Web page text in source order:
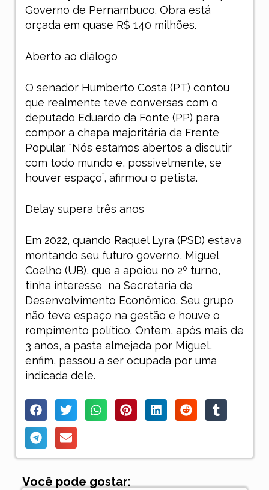
Governo de Pernambuco. Obra está
orçada em quase R$ 140 milhões.
Aberto ao diálogo
O senador Humberto Costa (PT) contou
que realmente teve conversas com o
deputado Eduardo da Fonte (PP) para
compor a chapa majoritária da Frente
Popular. “Nós estamos abertos a discutir
com todo mundo e, possivelmente, se
houver espaço”, afirmou o petista.
Delay supera três anos
Em 2022, quando Raquel Lyra (PSD) estava
montando seu futuro governo, Miguel
Coelho (UB), que a apoiou no 2º turno,
tinha interesse na Secretaria de
Desenvolvimento Econômico. Seu grupo
não teve espaço na gestão e houve o
rompimento político. Ontem, após mais de
3 anos, a pasta almejada por Miguel,
enfim, passou a ser ocupada por uma
indicada dele.
Você pode gostar: